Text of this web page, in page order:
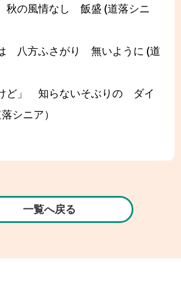
の風情なし 飯盛 (道落シニ
八方ふさがり 無いように (道
けど」 知らないそぶりの ダイ
シニア）
一覧へ戻る